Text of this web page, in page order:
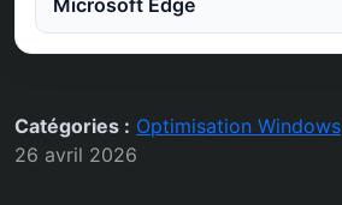
Microsoft Edge
Catégories : Optimisation Windows
26 avril 2026